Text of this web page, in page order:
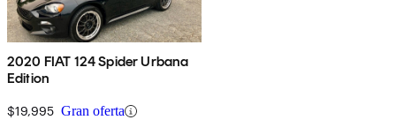
2020 FIAT 124 Spider Urbana
Edition
$19,995 Gran oferta